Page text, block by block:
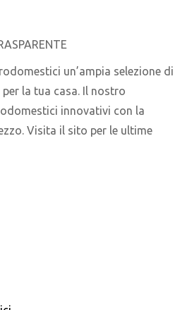
un’ampia selezione di
la tua casa. Il nostro
innovativi con la
Visita il sito per le ultime